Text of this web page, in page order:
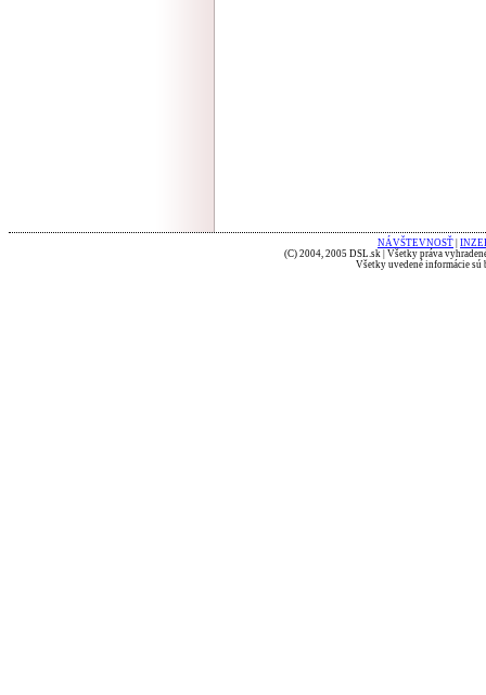
NÁVŠTEVNOSŤ
(C) 2004, 2005 DSL.sk | Všetky práva
Všetky uvedené informácie sú